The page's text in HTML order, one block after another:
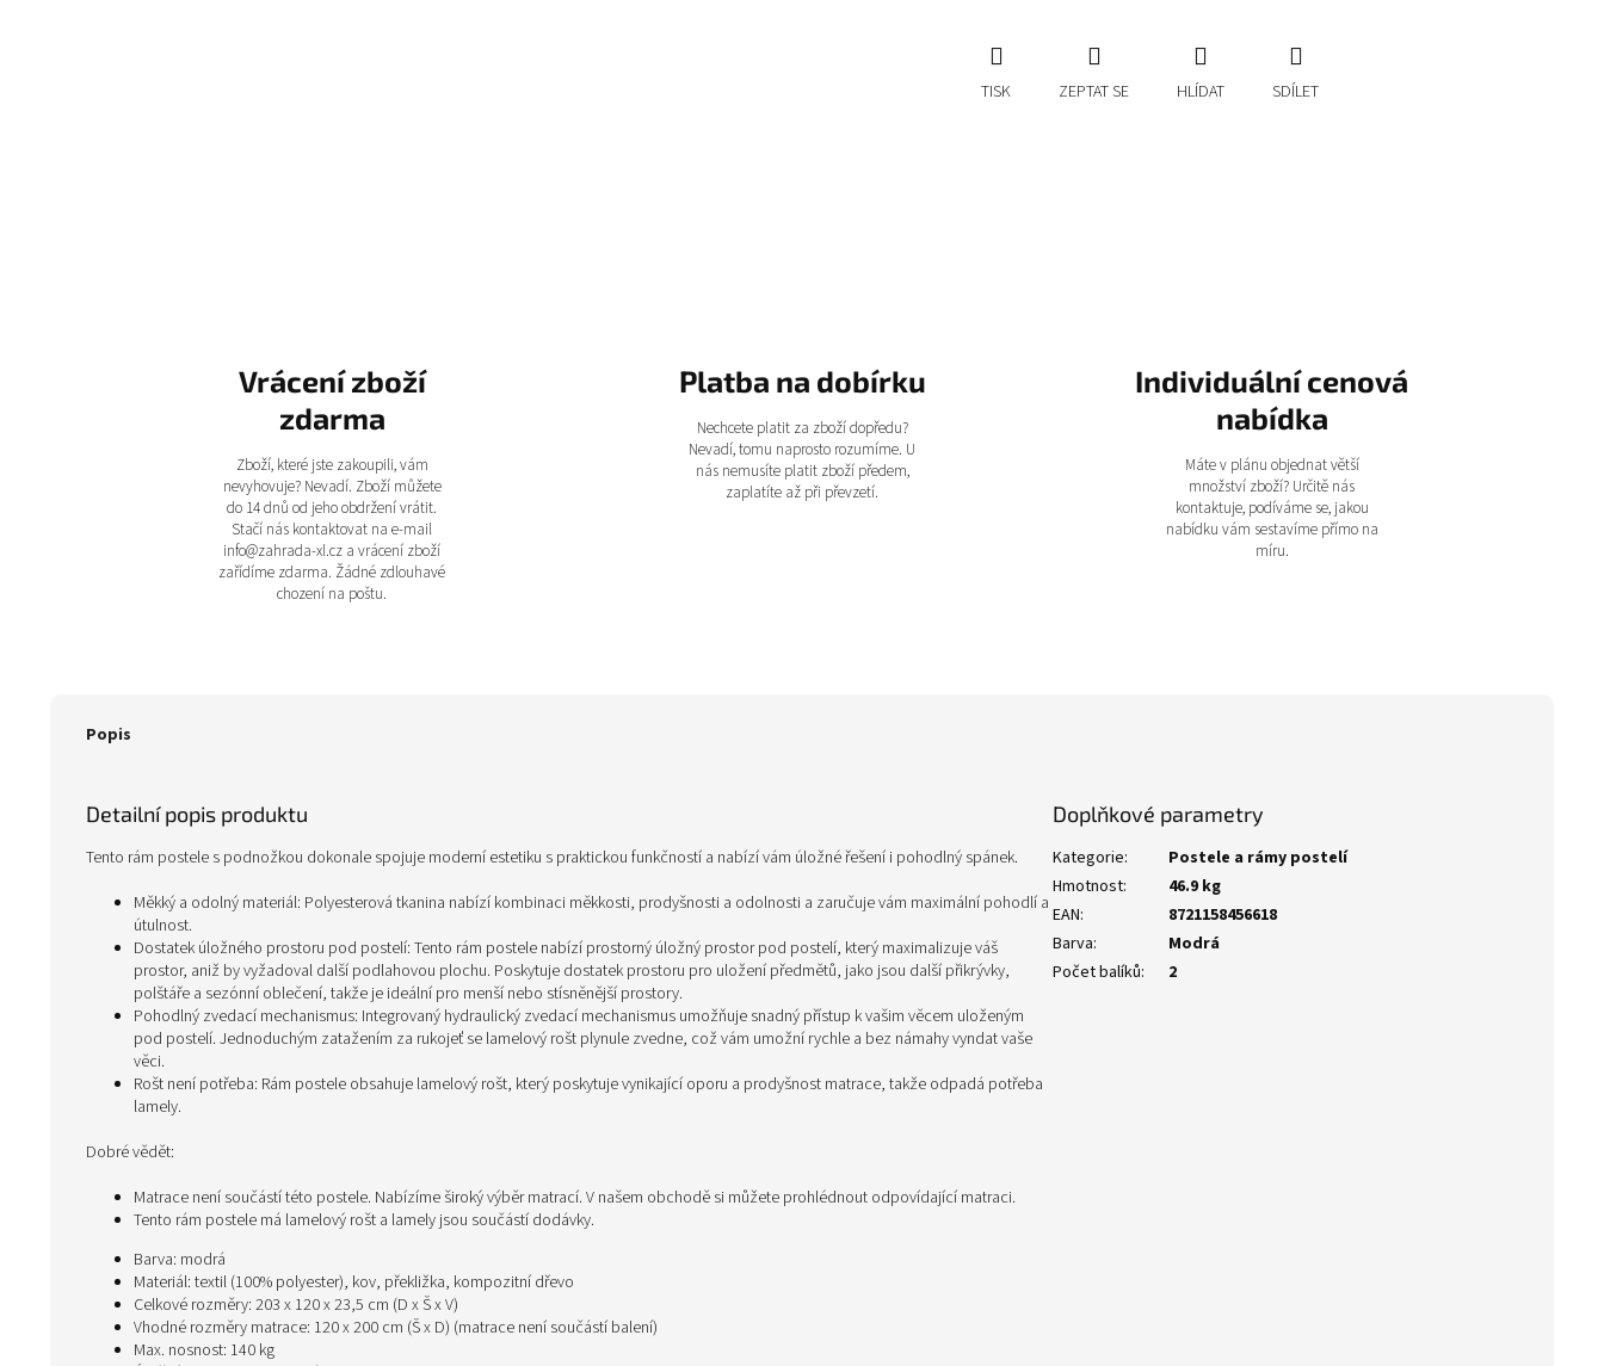
TISK ZEPTAT SE HLÍDAT SDÍLET
Vrácení zboží
zdarma
Zboží, které jste zakoupili, vám
nevyhovuje? Nevadí. Zboží můžete
do 14 dnů od jeho obdržení vrátit.
Stačí nás kontaktovat na e-mail
info@zahrada-xl.cz a vrácení zboží
zařídíme zdarma. Žádné zdlouhavé
chození na poštu.
Platba na dobírku
Nechcete platit za zboží dopředu?
Nevadí, tomu naprosto rozumíme. U
nás nemusíte platit zboží předem,
zaplatíte až při převzetí.
Individuální cenová
nabídka
Máte v plánu objednat větší
množství zboží? Určitě nás
kontaktuje, podíváme se, jakou
nabídku vám sestavíme přímo na
míru.
Popis
Detailní popis produktu
Tento rám postele s podnožkou dokonale spojuje moderní estetiku s praktickou funkčností a nabízí vám úložné řešení i pohodlný spánek.
Měkký a odolný materiál: Polyesterová tkanina nabízí kombinaci měkkosti, prodyšnosti a odolnosti a zaručuje vám maximální pohodlí a
útulnost.
Dostatek úložného prostoru pod postelí: Tento rám postele nabízí prostorný úložný prostor pod postelí, který maximalizuje váš
prostor, aniž by vyžadoval další podlahovou plochu. Poskytuje dostatek prostoru pro uložení předmětů, jako jsou další přikrývky,
polštáře a sezónní oblečení, takže je ideální pro menší nebo stísněnější prostory.
Pohodlný zvedací mechanismus: Integrovaný hydraulický zvedací mechanismus umožňuje snadný přístup k vašim věcem uloženým
pod postelí. Jednoduchým zatažením za rukojeť se lamelový rošt plynule zvedne, což vám umožní rychle a bez námahy vyndat vaše
věci.
Rošt není potřeba: Rám postele obsahuje lamelový rošt, který poskytuje vynikající oporu a prodyšnost matrace, takže odpadá potřeba
lamely.
Dobré vědět:
Matrace není součástí této postele. Nabízíme široký výběr matrací. V našem obchodě si můžete prohlédnout odpovídající matraci.
Tento rám postele má lamelový rošt a lamely jsou součástí dodávky.
Barva: modrá
Materiál: textil (100% polyester), kov, překližka, kompozitní dřevo
Celkové rozměry: 203 x 120 x 23,5 cm (D x Š x V)
Vhodné rozměry matrace: 120 x 200 cm (Š x D) (matrace není součástí balení)
Max. nosnost: 140 kg
Doplňkové parametry
Kategorie:
Postele a rámy postelí
Hmotnost:
46.9 kg
EAN:
8721158456618
Barva:
Modrá
Počet balíků: 2